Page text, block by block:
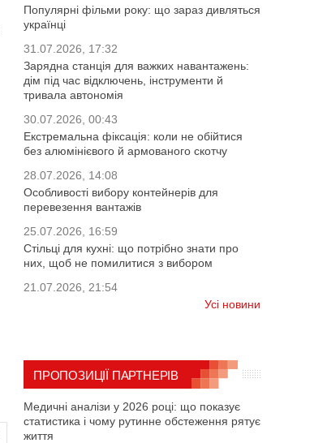
Популярні фільми року: що зараз дивляться
українці
31.07.2026, 17:32
Зарядна станція для важких навантажень:
дім під час відключень, інструменти й
тривала автономія
30.07.2026, 00:43
Екстремальна фіксація: коли не обійтися
без алюмінієвого й армованого скотчу
28.07.2026, 14:08
Особливості вибору контейнерів для
перевезення вантажів
25.07.2026, 16:59
Стільці для кухні: що потрібно знати про
них, щоб не помилитися з вибором
21.07.2026, 21:54
Усі новини
ПРОПОЗИЦІЇ ПАРТНЕРІВ
Медичні аналізи у 2026 році: що показує
статистика і чому рутинне обстеження рятує
життя